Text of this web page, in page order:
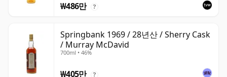
₩486만 ?
Springbank 1969 / 28년산 / Sherry Cask
/ Murray McDavid
700ml • 46%
₩405만 ?